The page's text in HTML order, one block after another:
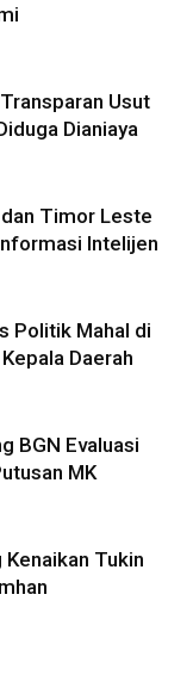
Usut
Dianiaya
Timor Leste
Intelijen
Politik Mahal di
Daerah
BGN Evaluasi
MK
Kenaikan Tukin